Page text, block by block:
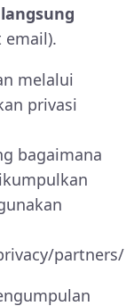
email).
melalui
privasi
bagaimana
partners/